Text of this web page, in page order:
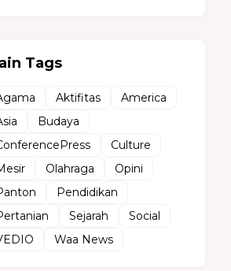
Tags
Aktifitas
America
Budaya
Culture
Olahraga
Opini
Pendidikan
Sejarah
Social
Waa News